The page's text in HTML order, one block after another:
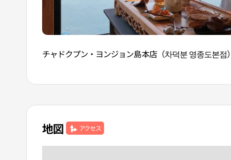
チャドクプン・ヨンジョン島本店（차덕분 영종도본점）
地図 アクセス